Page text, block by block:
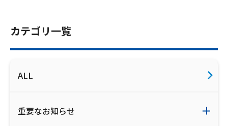
カテゴリ一覧
ALL
重要なお知らせ